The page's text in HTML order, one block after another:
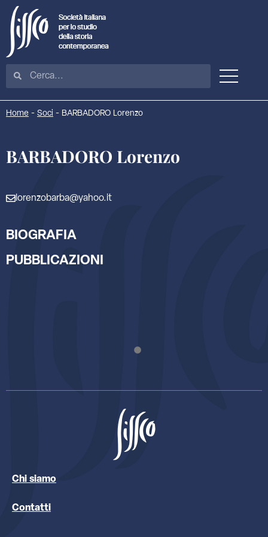
Home - Soci - BARBADORO Lorenzo
BARBADORO Lorenzo
lorenzobarba@yahoo.it
BIOGRAFIA
PUBBLICAZIONI
Chi siamo
Contatti